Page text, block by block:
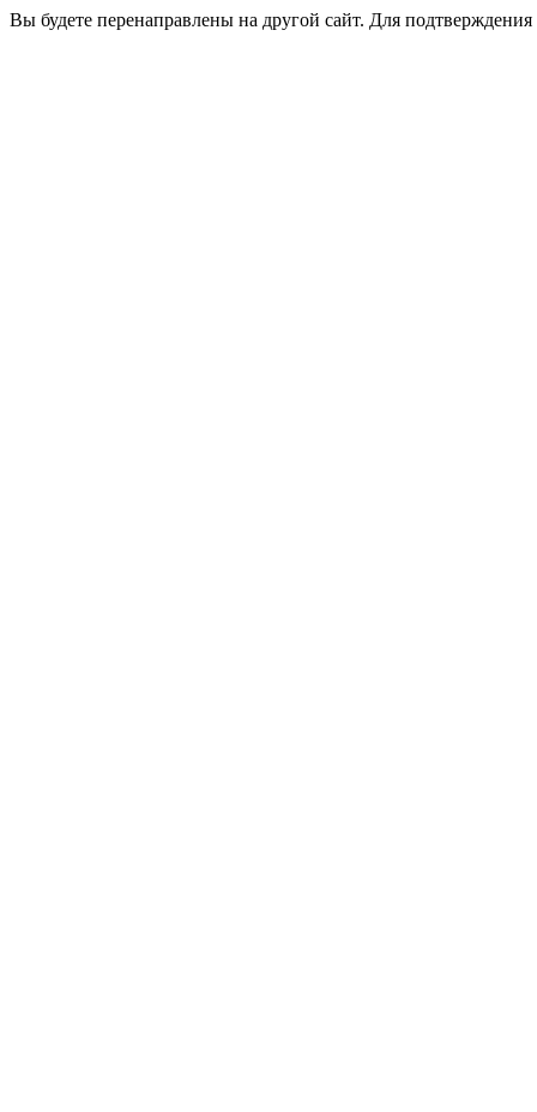
Вы будете перенаправлены на другой сайт. Для